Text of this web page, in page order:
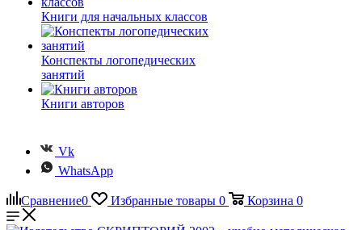
Книги для начальных классов
Конспекты логопедических
занятий
Книги авторов
Vk
WhatsApp
Сравнение0 Избранные товары 0 Корзина 0